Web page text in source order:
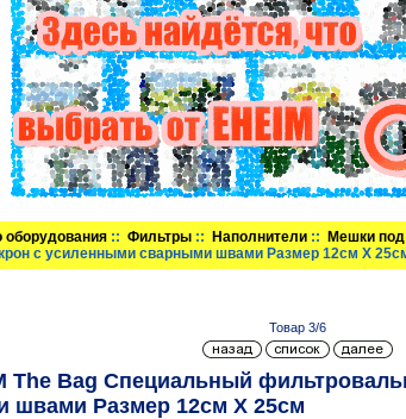
оборудования ::Фильтры :: Наполнители :: Мешки
с усиленными сварными швами Размер 12см Х
Товар 3/6
The Bag Специальный
швами Размер 12см Х 25см